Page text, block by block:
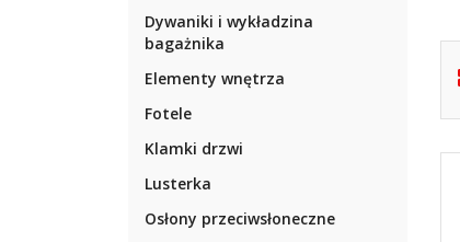
Dywaniki i wykładzina
bagażnika
Elementy wnętrza
Fotele
Klamki drzwi
Lusterka
Osłony przeciwsłoneczne